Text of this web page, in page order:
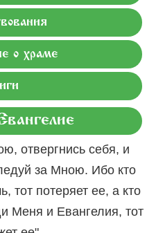
о храме
отвергнись себя, и
за Мною. Ибо кто
тот потеряет ее, а кто
Меня и Евангелия, тот